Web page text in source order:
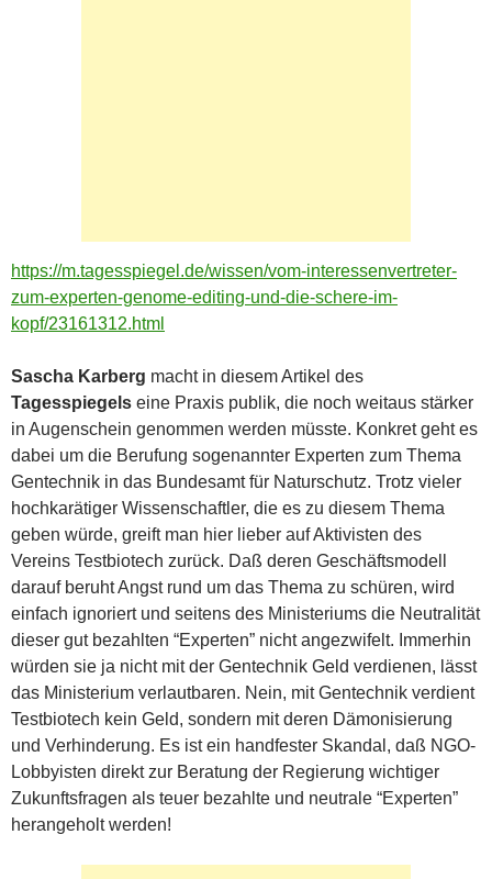
https://m.tagesspiegel.de/wissen/vom-interessenvertreter-
zum-experten-genome-editing-und-die-schere-im-
kopf/23161312.html
Sascha Karberg macht in diesem Artikel des
Tagesspiegels eine Praxis publik, die noch weitaus stärker
in Augenschein genommen werden müsste. Konkret geht es
dabei um die Berufung sogenannter Experten zum Thema
Gentechnik in das Bundesamt für Naturschutz. Trotz vieler
hochkarätiger Wissenschaftler, die es zu diesem Thema
geben würde, greift man hier lieber auf Aktivisten des
Vereins Testbiotech zurück. Daß deren Geschäftsmodell
darauf beruht Angst rund um das Thema zu schüren, wird
einfach ignoriert und seitens des Ministeriums die Neutralität
dieser gut bezahlten “Experten” nicht angezwifelt. Immerhin
würden sie ja nicht mit der Gentechnik Geld verdienen, lässt
das Ministerium verlautbaren. Nein, mit Gentechnik verdient
Testbiotech kein Geld, sondern mit deren Dämonisierung
und Verhinderung. Es ist ein handfester Skandal, daß NGO-
Lobbyisten direkt zur Beratung der Regierung wichtiger
Zukunftsfragen als teuer bezahlte und neutrale “Experten”
herangeholt werden!